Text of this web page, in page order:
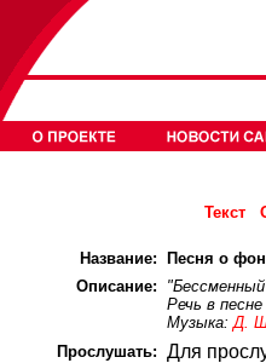
Текст
Название:
Песня о
Описание:
Речь в
Музыка:Д.
Прослушать: Для